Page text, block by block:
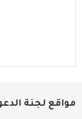
مواقع لجنة